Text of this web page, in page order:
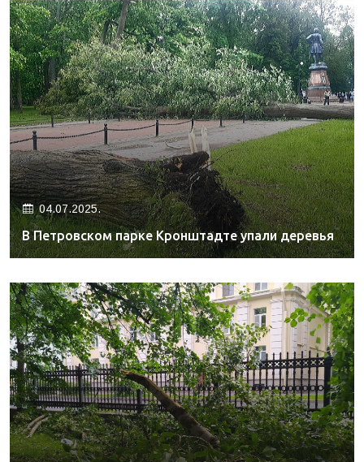
04.07.2025.
В Петровском парке Кронштадте упали деревья